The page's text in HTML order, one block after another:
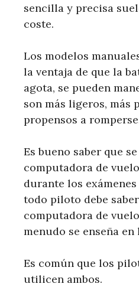
sencilla y precisa
coste.
Los modelos
la ventaja de que la
agota, se pueden
son más ligeros, más
propensos a
Es bueno saber que
computadora de
durante los exámenes
todo piloto debe
computadora de
menudo se enseña
Es común que los
utilicen ambos.